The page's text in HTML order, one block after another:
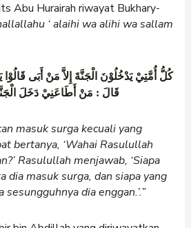
Abu Hurairah riwayat Bukhary-
‘alaihi wa alihi wa sallam
كُلُّ أُمَّتِيْ يَدْخُلُوْنَ الْجَنَّةَ إِلاَّ مَنْ أَبَى
قَالَ : مَنْ أَطَاعَنِيْ دَخَلَ
masuk surga kecuali yang
bertanya, ‘Wahai Rasulullah
Rasulullah menjawab, ‘Siapa
dia masuk surga, dan siapa yang
dia enggan.’.”